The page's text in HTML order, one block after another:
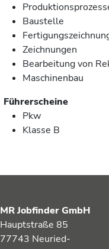
Baustelle
Zeichnungen
Bearbeitung von
Maschinenbau
Führerscheine
Pkw
Klasse B
MR Jobfinder GmbH
Hauptstraße 85
77743 Neuried-